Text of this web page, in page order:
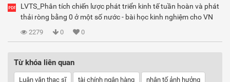
LVTS_Phân tích chiến lược phát triển kinh tế tuần hoàn và phát
thải ròng bằng 0 ở một số nước - bài học kinh nghiệm cho VN
2279 0 0
Từ khóa liên quan
Luận văn thạc sĩ tài chính ngân hàng nhân tố ảnh hưởng